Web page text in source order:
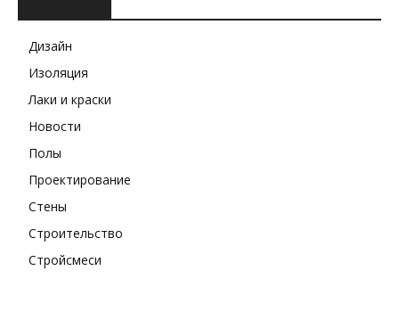
Дизайн
Изоляция
Лаки и краски
Новости
Полы
Проектирование
Стены
Строительство
Стройсмеси